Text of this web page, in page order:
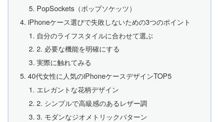
PopSockets（ポップソケッツ）
iPhoneケース選びで失敗しないための3つのポイント
自分のライフスタイルに合わせて選ぶ
2. 必要な機能を明確にする
実際に触れてみる
40代女性に人気のiPhoneケースデザインTOP5
エレガントな花柄デザイン
2. シンプルで高級感のあるレザー調
3. モダンなジオメトリックパターン